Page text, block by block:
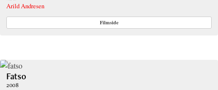
Arild Andresen
Filmside
Fatso
2008